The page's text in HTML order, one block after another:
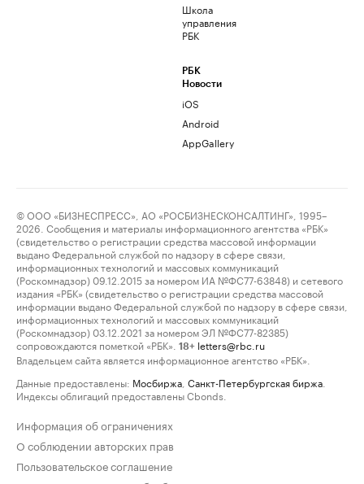
Школа
управления
РБК
РБК
Новости
iOS
Android
AppGallery
© ООО «БИЗНЕСПРЕСС», АО «РОСБИЗНЕСКОНСАЛТИНГ», 1995–
2026. Сообщения и материалы информационного агентства «РБК»
(свидетельство о регистрации средства массовой информации
выдано Федеральной службой по надзору в сфере связи,
информационных технологий и массовых коммуникаций
(Роскомнадзор) 09.12.2015 за номером ИА №ФС77-63848) и сетевого
издания «РБК» (свидетельство о регистрации средства массовой
информации выдано Федеральной службой по надзору в сфере связи,
информационных технологий и массовых коммуникаций
(Роскомнадзор) 03.12.2021 за номером ЭЛ №ФС77-82385)
сопровождаются пометкой «РБК».
18+ letters@rbc.ru
Владельцем сайта является информационное агентство «РБК».
Данные предоставлены: Мосбиржа Санкт-Петербургская биржа
Индексы облигаций предоставлены Cbonds.
Информация об ограничениях
О соблюдении авторских прав
Пользовательское соглашение